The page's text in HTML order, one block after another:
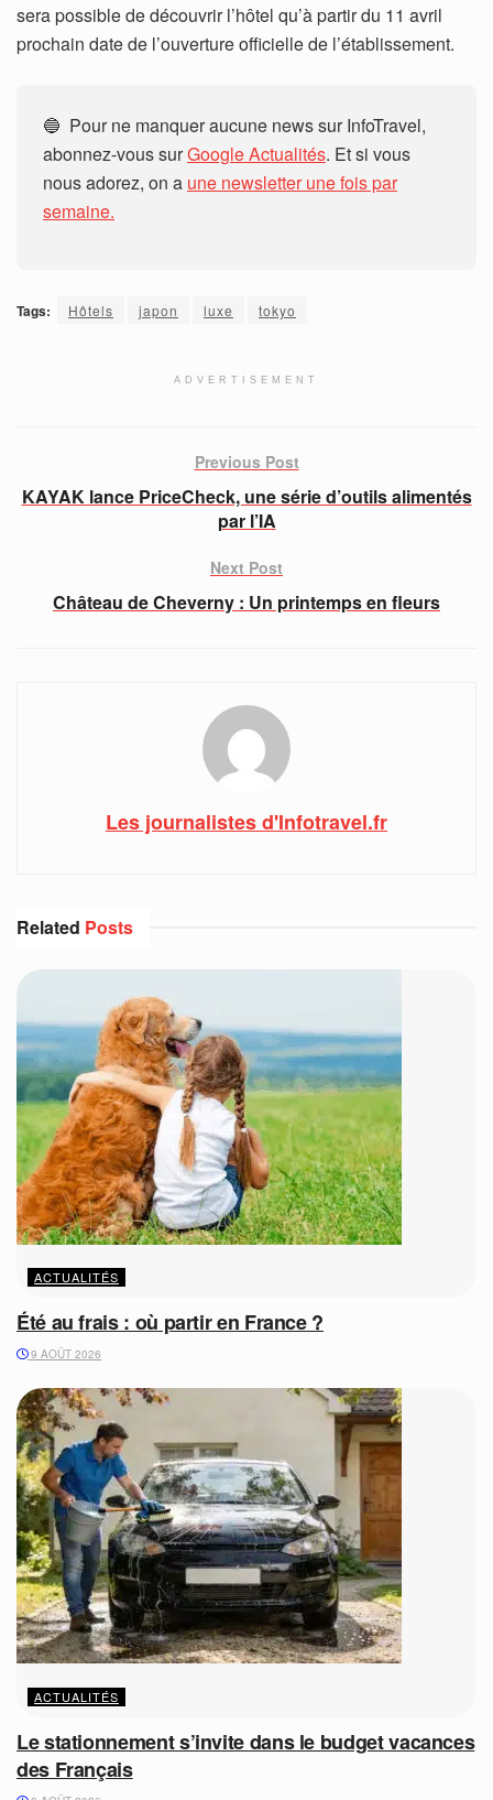
sera possible de découvrir l’hôtel qu’à partir du 11 avril
prochain date de l’ouverture officielle de l’établissement.
🔵 Pour ne manquer aucune news sur InfoTravel,
abonnez-vous surGoogle Actualités. Et si vous
nous adorez, on a une newsletter une fois par
semaine.
Tags: Hôtels japon luxe tokyo
ADVERTISEMENT
Previous Post
KAYAK lance PriceCheck, une série d’outils alimentés
par l’IA
Next Post
Château de Cheverny : Un printemps en fleurs
Les journalistes d'Infotravel.fr
Related Posts
ACTUALITÉS
Été au frais : où partir en France ?
9 AOÛT 2026
ACTUALITÉS
Le stationnement s’invite dans le budget vacances
des Français